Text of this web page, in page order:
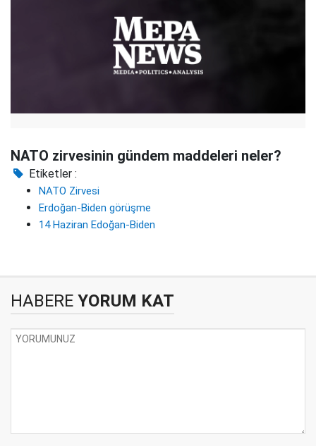
NATO zirvesinin gündem maddeleri neler?
Etiketler :
NATO Zirvesi
Erdoğan-Biden görüşme
14 Haziran Edoğan-Biden
HABERE YORUM KAT